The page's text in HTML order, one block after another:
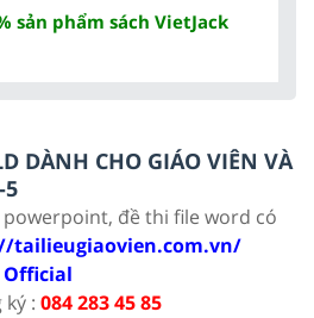
sản phẩm sách VietJack
DÀNH CHO GIÁO VIÊN VÀ
5
powerpoint, đề thi file word có
tailieugiaovien.com.vn/
Official
: 084 283 45 85